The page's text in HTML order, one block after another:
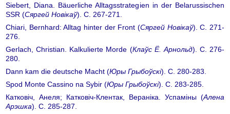
Siebert, Diana. Bäuerliche Alltagsstrategien in der Belarussischen
SSR (Сяргей Новікаў). С. 267-271.
Chiari, Bernhard: Alltag hinter der Front (Сяргей Новікаў). С. 271-
276.
Gerlach, Christian. Kalkulierte Morde (Клаўс Ё. Арнольд). С. 276-
280.
Dann kam die deutsche Macht (Юры Грыбоўскі). С. 280-283.
Spod Monte Cassino na Sybir (Юры Грыбоўскі). С. 283-285.
Катковіч, Анеля; Катковіч-Клентак, Вераніка. Успаміны (Алена
Арэшка). С. 285-287.